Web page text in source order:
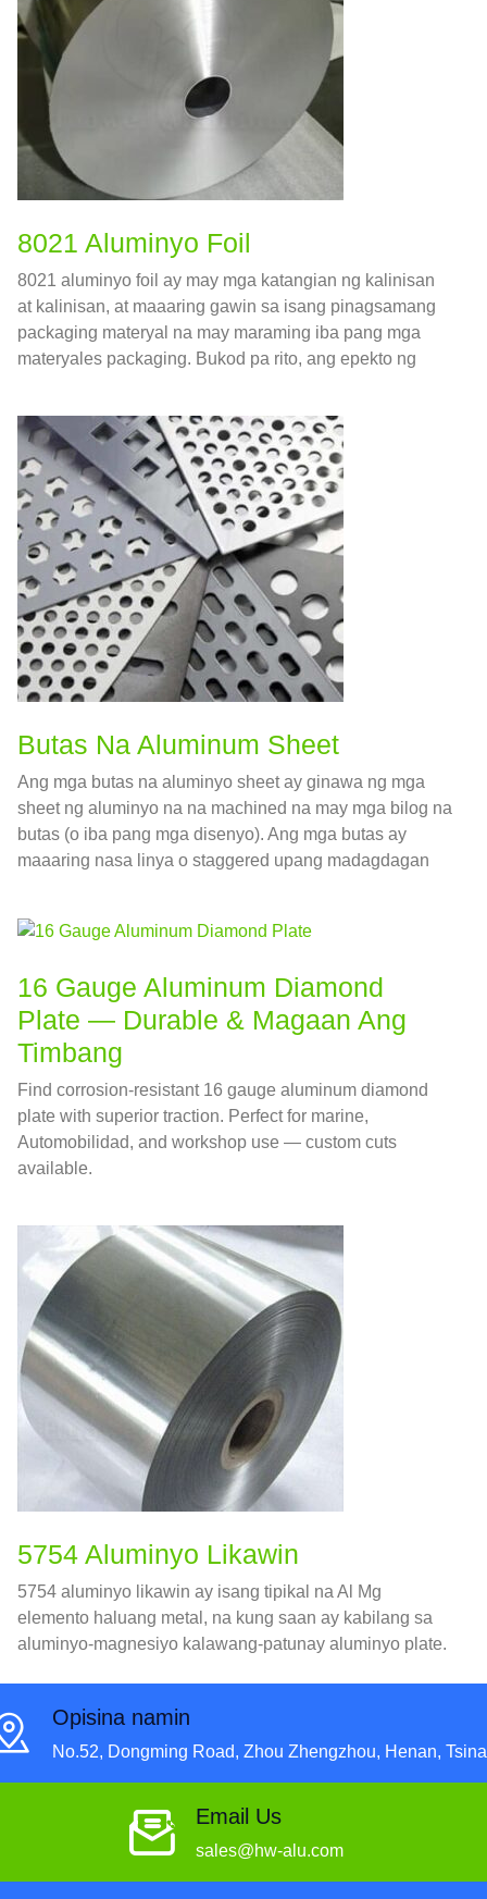
8021 Aluminyo Foil
8021 aluminyo foil ay may mga katangian ng kalinisan
at kalinisan, at maaaring gawin sa isang pinagsamang
packaging materyal na may maraming iba pang mga
materyales packaging. Bukod pa rito, ang epekto ng
8021 Ang aluminyo foil haluang metal ay maaari ding
magamit sa larangan ng packaging ng pagkain.
Butas Na Aluminum Sheet
Ang mga butas na aluminyo sheet ay ginawa ng mga
sheet ng aluminyo na na machined na may mga bilog na
butas (o iba pang mga disenyo). Ang mga butas ay
maaaring nasa linya o staggered upang madagdagan
16 Gauge Aluminum Diamond
Plate — Durable & Magaan Ang
Timbang
Find corrosion-resistant16 gauge aluminum diamond
plate with superior traction. Perfect for marine,
Automobilidad, and workshop use — custom cuts
available.
5754 Aluminyo Likawin
5754 aluminyo likawin ay isang tipikal na Al Mg
elemento haluang metal, na kung saan ay kabilang sa
aluminyo-magnesiyo kalawang-patunay aluminyo plate.
Opisina namin
No.52, Dongming Road, Zhou Zhengzhou, Henan, Tsina
Email Us
sales@hw-alu.com